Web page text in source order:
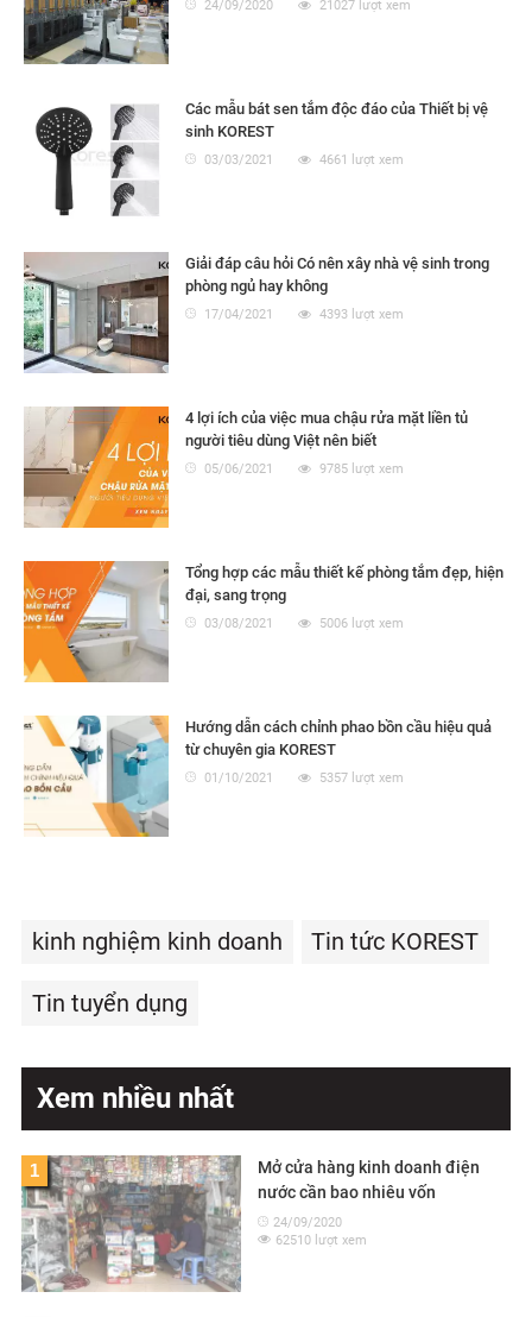
24/09/2020 21027 lượt xem
Các mẫu bát sen tắm độc đáo của Thiết bị vệ
sinh KOREST
03/03/2021 4661 lượt xem
Giải đáp câu hỏi Có nên xây nhà vệ sinh trong
phòng ngủ hay không
17/04/2021 4393 lượt xem
4 lợi ích của việc mua chậu rửa mặt liền tủ
người tiêu dùng Việt nên biết
05/06/2021 9785 lượt xem
Tổng hợp các mẫu thiết kế phòng tắm đẹp, hiện
đại, sang trọng
03/08/2021 5006 lượt xem
Hướng dẫn cách chỉnh phao bồn cầu hiệu quả
từ chuyên gia KOREST
01/10/2021 5357 lượt xem
kinh nghiệm kinh doanh Tin tức KOREST
Tin tuyển dụng
Xem nhiều nhất
1
Mở cửa hàng kinh doanh điện
nước cần bao nhiêu vốn
24/09/2020
62510 lượt xem